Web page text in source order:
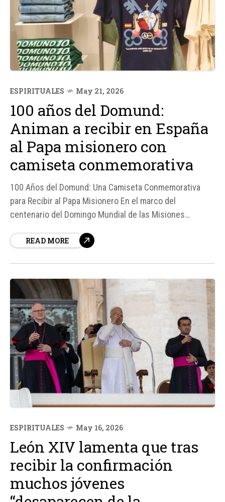
ESPIRITUALES May 21, 2026
100 años del Domund:
Animan a recibir en España
al Papa misionero con
camiseta conmemorativa
100 Años del Domund: Una Camiseta Conmemorativa
para Recibir al Papa Misionero En el marco del
centenario del Domingo Mundial de las Misiones
han lanzado una camiseta conmemorativa para recibir al
READ MORE
ESPIRITUALES May 16, 2026
León XIV lamenta que tras
recibir la confirmación
muchos jóvenes